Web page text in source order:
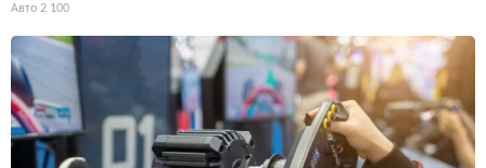
Авто 2 100